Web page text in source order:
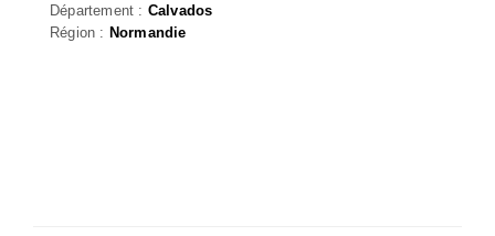
Département : Calvados
Région : Normandie